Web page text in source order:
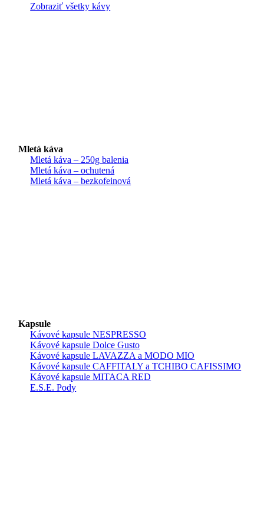
Zobraziť všetky kávy
Mletá káva
Mletá káva – 250g balenia
Mletá káva – ochutená
Mletá káva – bezkofeinová
Kapsule
Kávové kapsule NESPRESSO
Kávové kapsule Dolce Gusto
Kávové kapsule LAVAZZA a MODO MIO
Kávové kapsule CAFFITALY a TCHIBO CAFISSIMO
Kávové kapsule MITACA RED
E.S.E. Pody